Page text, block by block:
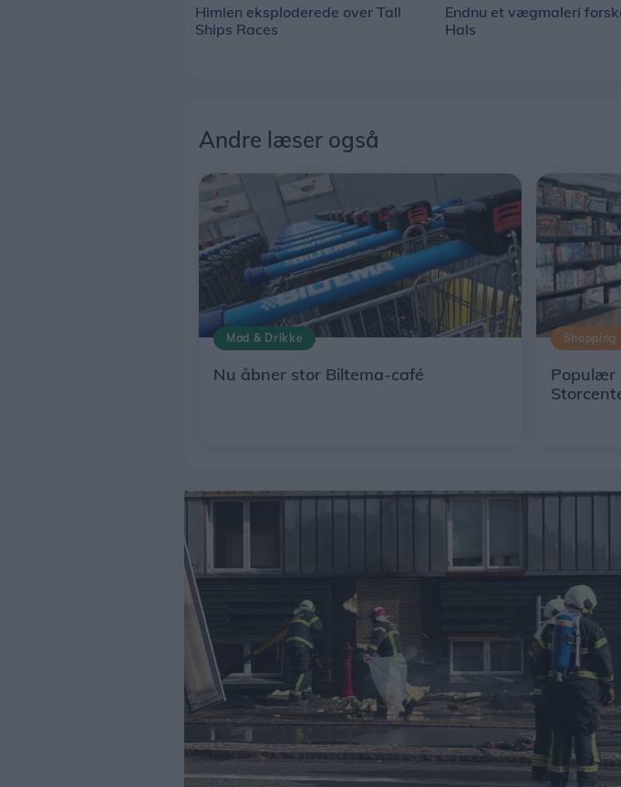
Himlen eksploderede over Tall
Ships Races
Endnu et vægmaleri
Hals
Andre læser også
Mad & Drikke
Nu åbner stor Biltema-café
Shopping
Populær